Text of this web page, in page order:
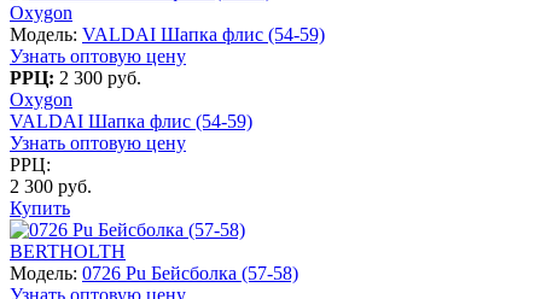
Oxygon
Модель: VALDAI Шапка флис (54-59)
Узнать оптовую цену
РРЦ: 2 300 руб.
Oxygon
VALDAI Шапка флис (54-59)
Узнать оптовую цену
РРЦ:
2 300 руб.
Купить
BERTHOLTH
Модель: 0726 Pu Бейсболка (57-58)
Узнать оптовую цену